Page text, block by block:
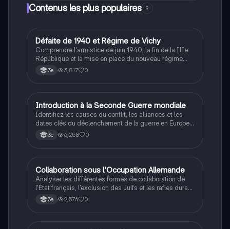
Contenus les plus populaires 9
DHistoire
Défaite de 1940 et Régime de Vichy
Comprendre l'armistice de juin 1940, la fin de la IIIe
République et la mise en place du nouveau régime
autoritaire de Philippe Pétain.
3e 3,817 0
IHistoire
Introduction à la Seconde Guerre mondiale
Identifiez les causes du conflit, les alliances et les
dates clés du déclenchement de la guerre en Europe
et dans le Pacifique.
3e 6,258 0
CHistoire
Collaboration sous l'Occupation Allemande
Analyser les différentes formes de collaboration de
l'État français, l'exclusion des Juifs et les rafles durant
la Seconde Guerre mondiale.
3e 2,576 0